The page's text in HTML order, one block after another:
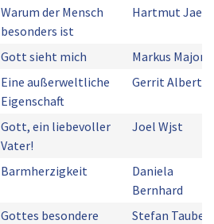
Warum der Mensch
besonders ist
Hartmut
Gott sieht mich Markus
Eine außerweltliche
Eigenschaft
Gerrit Alberts
Gott, ein liebevoller
Vater!
Joel Wjst
Barmherzigkeit
Daniela
Bernhard
Gottes besondere
Stefan Taube